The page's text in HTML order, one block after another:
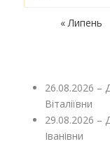
« Липень
26.08.2026 –
Віталіївни
29.08.2026 –
Іванівни